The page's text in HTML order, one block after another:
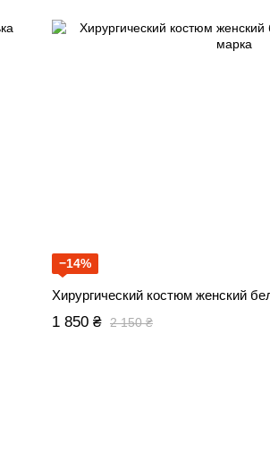
−14%
Хирургический костюм женский
2 150 ₴
1 850 ₴